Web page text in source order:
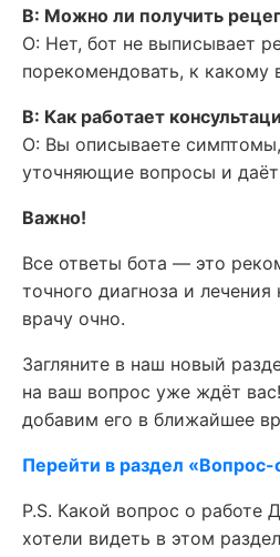
В: Можно ли получить
О: Нет, бот не выписывает
порекомендовать, к какому
В: Как работает
О: Вы описываете симптомы,
уточняющие вопросы и
Важно!
Все ответы бота — это
точного диагноза и
врачу очно.
Загляните в наш новый
на ваш вопрос уже ждёт
добавим его в ближайшее
Перейти в раздел
P.S. Какой вопрос о работе
хотели видеть в этом